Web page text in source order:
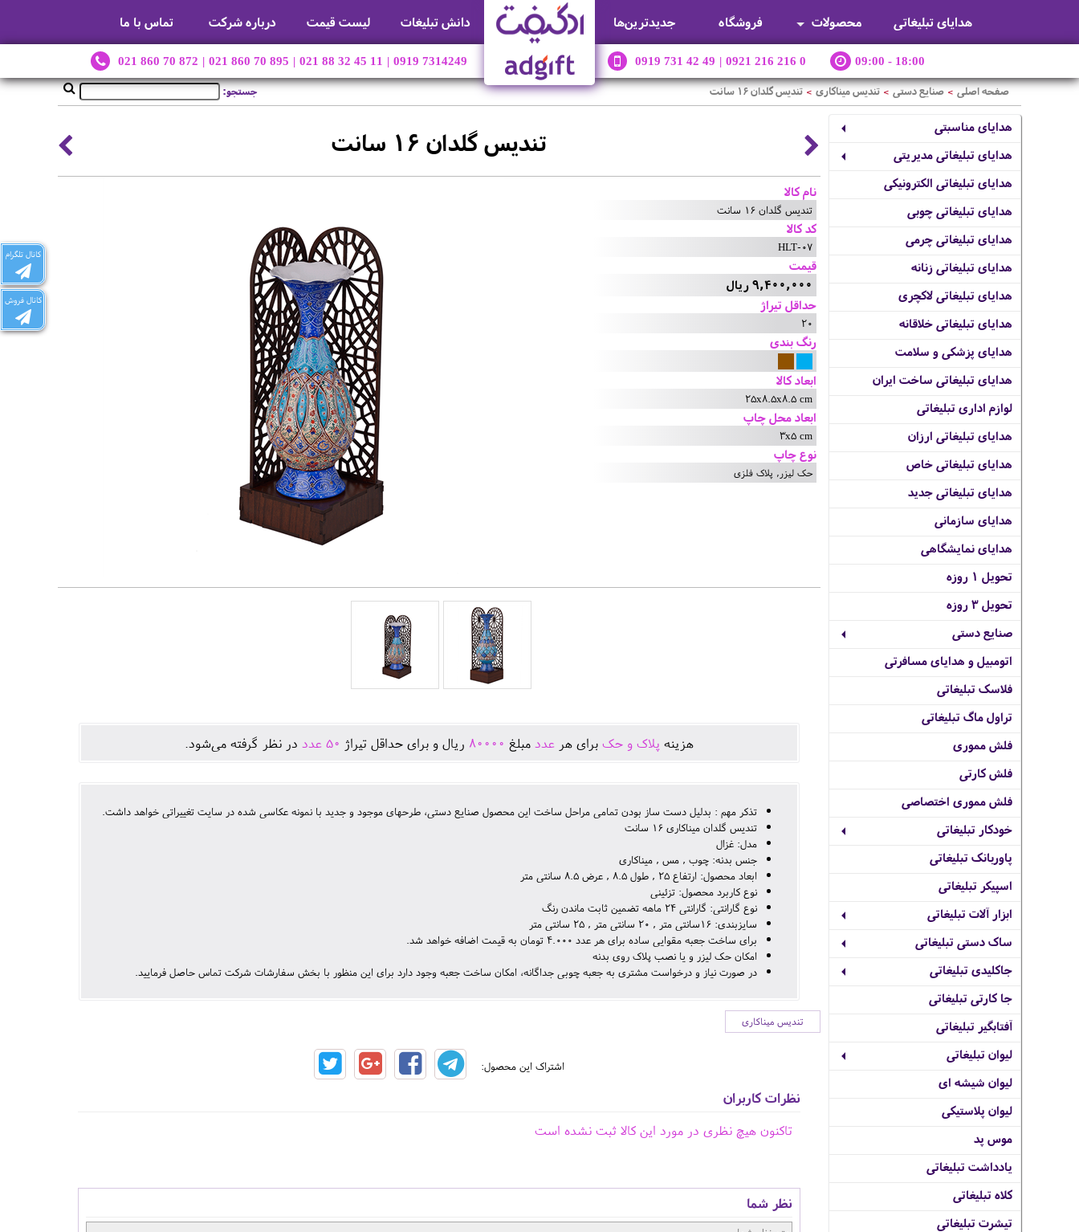
هدایای تبلیغاتی محصولات فروشگاه جديدترين‌ها دانش تبلیغات لیست قیمت درباره شرکت تماس با ما
021 860 70 872 | 021 860 70 895 | 021 88 32 45 11 | 0919 7314249 0919 731 42 49 | 0921 216 216 0 09:00 - 18:00
کانال تلگرام
کانال فروش
جستجو: صفحه اصلی > صنایع دستی > تندیس میناکاری > تندیس گلدان 16 سانت
هدایای مناسبتی
هدایای تبلیغاتی مدیریتی
هدایای تبلیغاتی الکترونیکی
هدایای تبلیغاتی چوبی
هدایای تبلیغاتی چرمی
هدایای تبلیغاتی زنانه
هدایای تبلیغاتی لاکچری
هدایای تبلیغاتی خلاقانه
هدایای پزشکی و سلامت
هدایای تبلیغاتی ساخت ایران
لوازم اداری تبلیغاتی
هدایای تبلیغاتی ارزان
هدایای تبلیغاتی خاص
هدایای تبلیغاتی جدید
هدایای سازمانی
هدایای نمایشگاهی
تحویل 1 روزه
تحویل 3 روزه
صنایع دستی
اتومبیل و هدایای مسافرتی
فلاسک تبلیغاتی
تراول ماگ تبلیغاتی
فلش مموری
فلش کارتی
فلش مموری اختصاصی
خودکار تبلیغاتی
پاوربانک تبلیغاتی
اسپیکر تبلیغاتی
ابزار آلات تبلیغاتی
ساک دستی تبلیغاتی
جاکلیدی تبلیغاتی
جا کارتی تبلیغاتی
آفتابگیر تبلیغاتی
لیوان تبلیغاتی
لیوان شیشه ای
لیوان پلاستیکی
موس پد
یادداشت تبلیغاتی
کلاه تبلیغاتی
تیشرت تبلیغاتی
تندیس گلدان 16 سانت
نام کالا
تندیس گلدان 16 سانت
کد کالا
HLT-07
قیمت
9,400,000 ریال
حداقل تیراژ
20
رنگ بندی
ابعاد کالا
25x8.5x8.5 cm
ابعاد محل چاپ
3x5 cm
نوع چاپ
حک لیزر, پلاک فلزی
هزينه پلاک و حک برای هر عدد مبلغ 80000 ريال و برای حداقل تيراژ 50 عدد در نظر گرفته می‌شود.
تذکر مهم : بدلیل دست ساز بودن تمامی مراحل ساخت این محصول صنایع دستی، طرحهای موجود و جدید با نمونه عکاسی شده در سایت تغییراتی خواهد داشت.
تندیس گلدان میناکاری 16 سانت
مدل: غزال
جنس بدنه: چوب , مس , میناکاری
ابعاد محصول: ارتفاع 25 , طول 8.5 , عرض 8.5 سانتی متر
نوع کاربرد محصول: تزئینی
نوع گارانتی: گارانتی 24 ماهه تضمین ثابت ماندن رنگ
سایزبندی: 16سانتی متر , 20 سانتی متر , 25 سانتی متر
برای ساخت جعبه مقوایی ساده برای هر عدد 4.000 تومان به قیمت اضافه خواهد شد.
امکان حک لیزر و یا نصب پلاک روی بدنه
در صورت نیاز و درخواست مشتری به جعبه چوبی جداگانه، امکان ساخت جعبه وجود دارد برای این منظور با بخش سفارشات شرکت تماس حاصل فرمایید.
تندیس میناکاری
اشتراک این محصول:
نظرات کاربران
تاکنون هیچ نظری در مورد این کالا ثبت نشده است
نظر شما